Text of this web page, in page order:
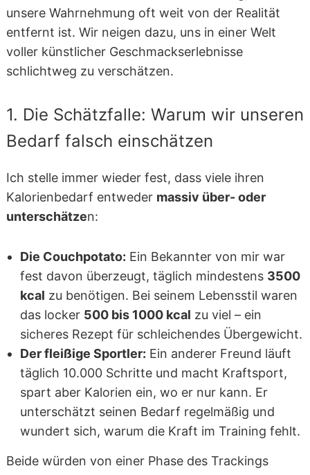
unsere Wahrnehmung oft weit von der Realität
entfernt ist. Wir neigen dazu, uns in einer Welt
voller künstlicher Geschmackserlebnisse
schlichtweg zu verschätzen.
1. Die Schätzfalle: Warum wir unseren
Bedarf falsch einschätzen
Ich stelle immer wieder fest, dass viele ihren
Kalorienbedarf entweder massiv über- oder
unterschätzen:
Die Couchpotato: Ein Bekannter von mir war
fest davon überzeugt, täglich mindestens 3500
kcal zu benötigen. Bei seinem Lebensstil waren
das locker 500 bis 1000 kcal zu viel – ein
sicheres Rezept für schleichendes Übergewicht.
Der fleißige Sportler: Ein anderer Freund läuft
täglich 10.000 Schritte und macht Kraftsport,
spart aber Kalorien ein, wo er nur kann. Er
unterschätzt seinen Bedarf regelmäßig und
wundert sich, warum die Kraft im Training fehlt.
Beide würden von einer Phase des Trackings